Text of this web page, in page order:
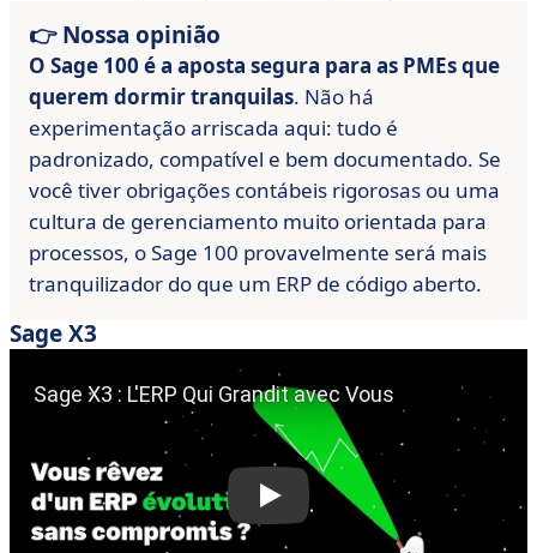
👉 Nossa opinião
O Sage 100 é a aposta segura para as PMEs que
querem dormir tranquilas. Não há
experimentação arriscada aqui: tudo é
padronizado, compatível e bem documentado. Se
você tiver obrigações contábeis rigorosas ou uma
cultura de gerenciamento muito orientada para
processos, o Sage 100 provavelmente será mais
tranquilizador do que um ERP de código aberto.
Sage X3